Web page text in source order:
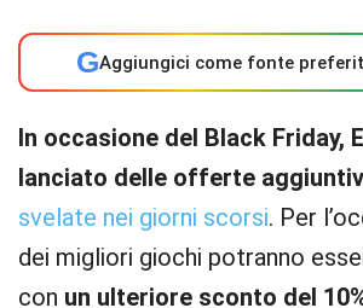
GAggiungici come fonte
In occasione del Black Friday,
lanciato delle offerte
svelate nei giorni scorsi. Per
dei migliori giochi potranno
con un ulteriore sconto del